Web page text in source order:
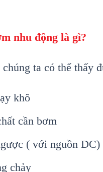
nhu động là gì?
ta có thể thấy
khô
cần bơm
( với nguồn DC)
chảy